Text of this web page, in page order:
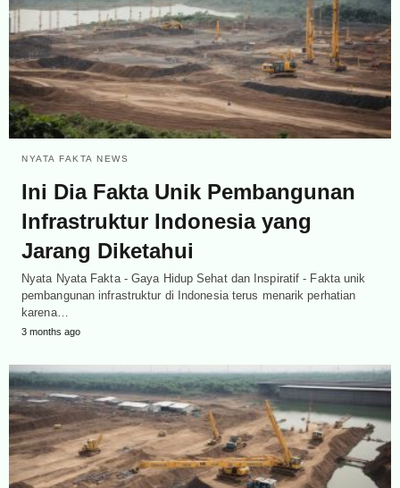
NYATA FAKTA NEWS
Ini Dia Fakta Unik Pembangunan
Infrastruktur Indonesia yang
Jarang Diketahui
Nyata Nyata Fakta - Gaya Hidup Sehat dan Inspiratif - Fakta unik
pembangunan infrastruktur di Indonesia terus menarik perhatian
karena…
3 months ago